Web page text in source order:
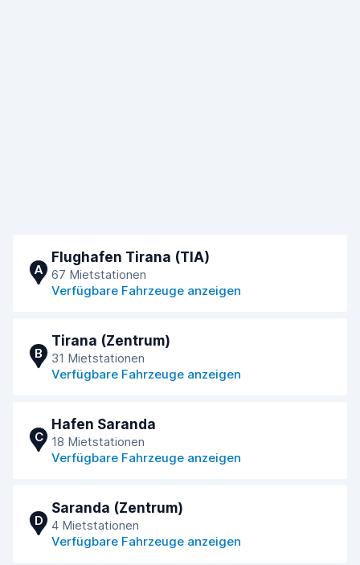
A
Flughafen Tirana (TIA)
67 Mietstationen
Verfügbare Fahrzeuge anzeigen
B
Tirana (Zentrum)
31 Mietstationen
Verfügbare Fahrzeuge anzeigen
C
Hafen Saranda
18 Mietstationen
Verfügbare Fahrzeuge anzeigen
D
Saranda (Zentrum)
4 Mietstationen
Verfügbare Fahrzeuge anzeigen